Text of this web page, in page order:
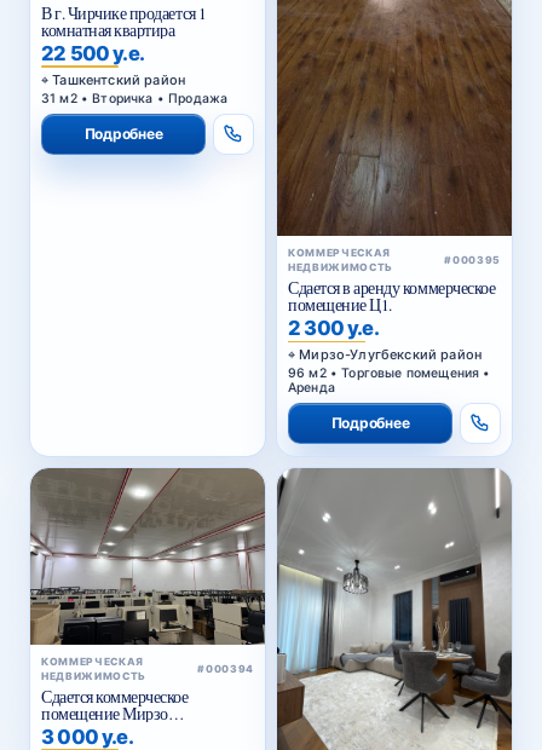
В г. Чирчике продается 1
комнатная квартира
22 500 у.е.
Ташкентский район
31 м2 • Вторичка • Продажа
Подробнее
КОММЕРЧЕСКАЯ
НЕДВИЖИМОСТЬ
#000395
Сдается в аренду коммерческое
помещение Ц1.
2 300 у.е.
Мирзо-Улугбекский район
96 м2 • Торговые помещения •
Аренда
Подробнее
КОММЕРЧЕСКАЯ
НЕДВИЖИМОСТЬ
#000394
Сдается коммерческое
помещение Мирзо
Улугбекский район.
3 000 у.е.